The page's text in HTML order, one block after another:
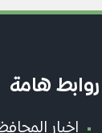
روابط هامة
اخبار